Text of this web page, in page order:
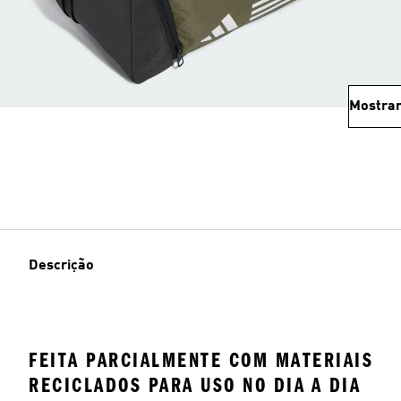
Descrição
FEITA PARCIALMENTE COM MATERIAIS
RECICLADOS PARA USO NO DIA A DIA